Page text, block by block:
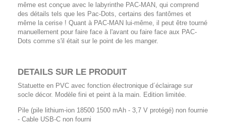
même est conçue avec le labyrinthe PAC-MAN, qui comprend
des détails tels que les Pac-Dots, certains des fantômes et
même la cerise ! Quant à PAC-MAN lui-même, il peut être tourné
manuellement pour faire face à l'avant ou faire face aux PAC-
Dots comme s'il était sur le point de les manger.
DETAILS SUR LE PRODUIT
Statuette en PVC avec fonction électronique d´éclairage sur
socle décor. Modèle fini et peint à la main. Edition limitée.
Pile (pile lithium-ion 18500 1500 mAh - 3,7 V protégé) non fournie
- Cable USB-C non fourni